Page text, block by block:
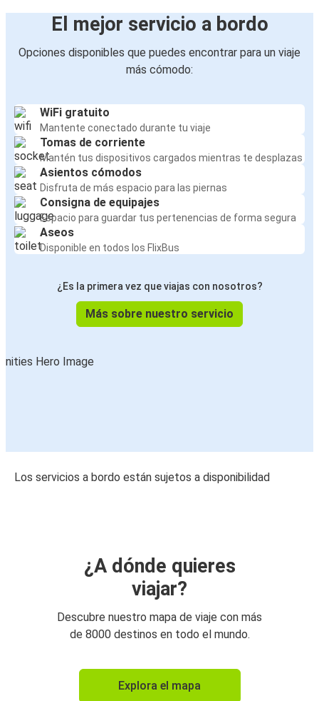
El mejor servicio a bordo
Opciones disponibles que puedes encontrar para un viaje
más cómodo:
WiFi gratuito
Mantente conectado durante tu viaje
Tomas de corriente
Mantén tus dispositivos cargados mientras te desplazas
Asientos cómodos
Disfruta de más espacio para las piernas
Consigna de equipajes
Espacio para guardar tus pertenencias de forma segura
Aseos
Disponible en todos los FlixBus
¿Es la primera vez que viajas con nosotros?
Más sobre nuestro servicio
Los servicios a bordo están sujetos a disponibilidad
¿A dónde quieres
viajar?
Descubre nuestro mapa de viaje con más
de 8000 destinos en todo el mundo.
Explora el mapa